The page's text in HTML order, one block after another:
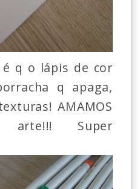
é q o lápis de cor
q apaga,
AMAMOS
arte!!! Super